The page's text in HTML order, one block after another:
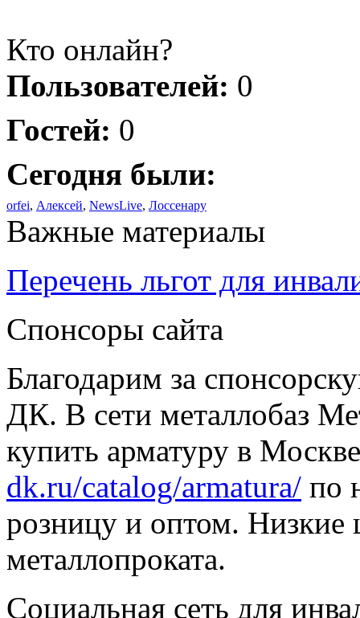
Кто онлайн?
Пользователей: 0
Гостей: 0
Сегодня были:
orfei, Алексей, NewsLive, Лоссенару
Важные материалы
Перечень льгот для
Спонсоры сайта
Благодарим за
ДК. В сети металлобаз
купить арматуру в
dk.ru/catalog/armatura/ по
розницу и оптом. Низкие
металлопроката.
Социальная сеть для